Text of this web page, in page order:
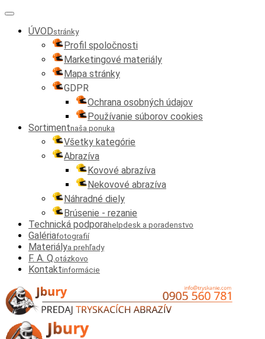
ÚVODstránky
Profil spoločnosti
Marketingové materiály
Mapa stránky
GDPR
Ochrana osobných údajov
Používanie súborov cookies
Sortimentnaša ponuka
Všetky kategórie
Abrazíva
Kovové abrazíva
Nekovové abrazíva
Náhradné diely
Brúsenie - rezanie
Technická podporahelpdesk a poradenstvo
Galériafotografií
Materiálya prehľady
F. A. Q.otázkovo
Kontaktinformácie